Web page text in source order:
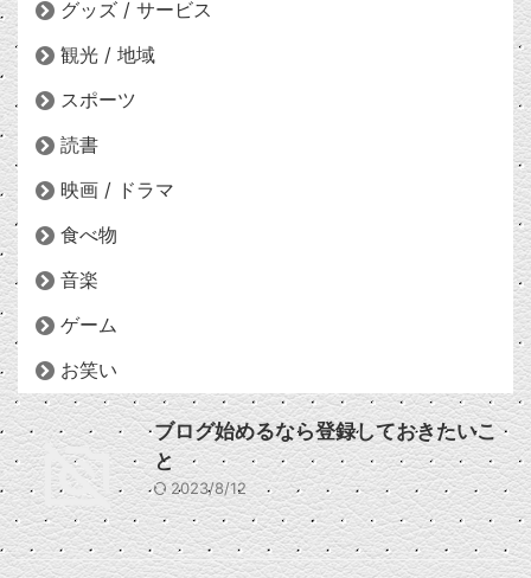
グッズ / サービス
観光 / 地域
スポーツ
読書
映画 / ドラマ
食べ物
音楽
ゲーム
お笑い
ブログ始めるなら登録しておきたいこ
と
2023/8/12